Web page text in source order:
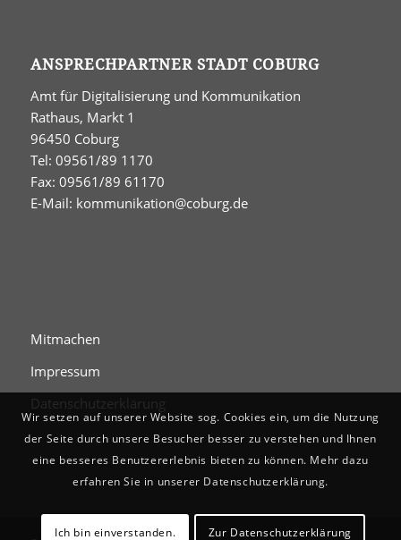
ANSPRECHPARTNER STADT COBURG
Amt für Digitalisierung und Kommunikation
Rathaus, Markt 1
96450 Coburg
Tel: 09561/89 1170
Fax: 09561/89 61170
E-Mail: kommunikation@coburg.de
Mitmachen
Impressum
Datenschutzerklärung
Wir setzen auf unserer Website sog. Cookies ein, um die Nutzung
der Seite durch unsere Besucher besser zu verstehen und Ihnen
eine besseres Benutzererlebnis bieten zu können. Mehr dazu
erfahren Sie in unserer Datenschutzerklärung.
Ich bin einverstanden. Zur Datenschutzerklärung